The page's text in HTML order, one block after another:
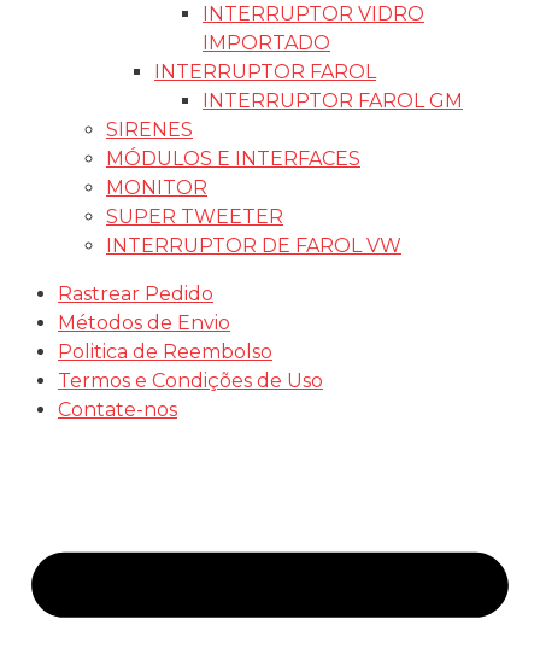
INTERRUPTOR VIDRO
IMPORTADO
INTERRUPTOR FAROL
INTERRUPTOR FAROL GM
SIRENES
MÓDULOS E INTERFACES
MONITOR
SUPER TWEETER
INTERRUPTOR DE FAROL VW
Rastrear Pedido
Métodos de Envio
Politica de Reembolso
Termos e Condições de Uso
Contate-nos